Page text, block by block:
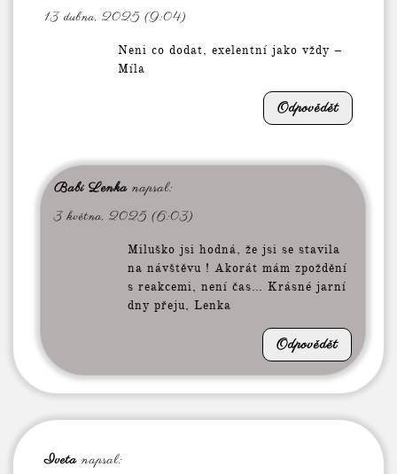
13 dubna, 2025 (9:04)
Neni co dodat, exelentní jako vždy –
Míla
Odpovědět
Babi Lenka napsal:
3 května, 2025 (6:03)
Miluško jsi hodná, že jsi se stavila
na návštěvu ! Akorát mám zpoždění
s reakcemi, není čas… Krásné jarní
dny přeju, Lenka
Odpovědět
Iveta napsal: